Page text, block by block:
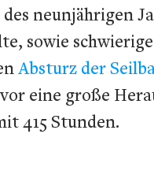
neunjährigen
sowie
Absturz der
eine große
415 Stunden.